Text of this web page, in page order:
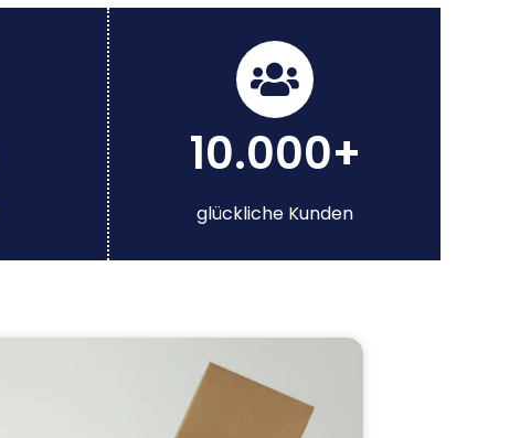
10.000+
glückliche Kunden